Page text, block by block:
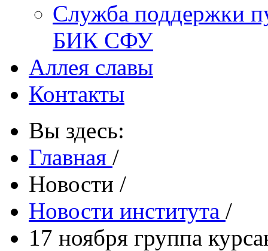
Служба поддержки
БИК СФУ
Аллея славы
Контакты
Вы здесь:
Главная /
Новости /
Новости института /
17 ноября группа